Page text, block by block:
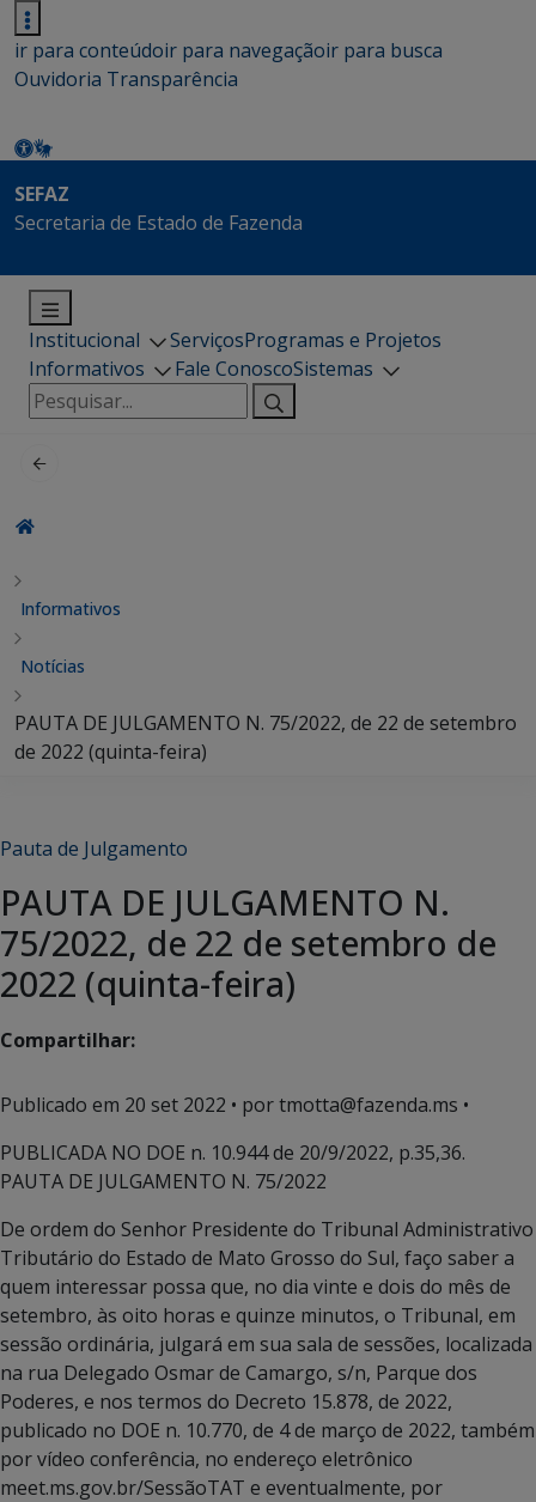
ir para conteúdoir para navegaçãoir para busca
Ouvidoria Transparência
SEFAZ
Secretaria de Estado de Fazenda
Institucional ServiçosProgramas e Projetos
Informativos
Fale ConoscoSistemas
Pesquisar
por:
Informativos
Notícias
PAUTA DE JULGAMENTO N. 75/2022, de 22 de setembro
de 2022 (quinta-feira)
Pauta de Julgamento
PAUTA DE JULGAMENTO N.
75/2022, de 22 de setembro de
2022 (quinta-feira)
Compartilhar:
Publicado em 20 set 2022 • por tmotta@fazenda.ms •
PUBLICADA NO DOE n. 10.944 de 20/9/2022, p.35,36.
PAUTA DE JULGAMENTO N. 75/2022
De ordem do Senhor Presidente do Tribunal Administrativo
Tributário do Estado de Mato Grosso do Sul, faço saber a
quem interessar possa que, no dia vinte e dois do mês de
setembro, às oito horas e quinze minutos, o Tribunal, em
sessão ordinária, julgará em sua sala de sessões, localizada
na rua Delegado Osmar de Camargo, s/n, Parque dos
Poderes, e nos termos do Decreto 15.878, de 2022,
publicado no DOE n. 10.770, de 4 de março de 2022, também
por vídeo conferência, no endereço eletrônico
meet.ms.gov.br/SessãoTAT e eventualmente, por